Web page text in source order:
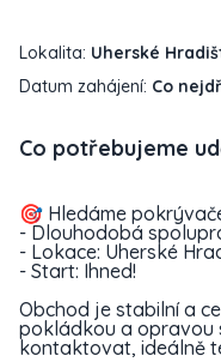
Lokalita: Uherské
Datum zahájení: Co
Co potřebujeme
🎯 Hledáme
- Dlouhodobá
- Lokace: Uherské
- Start: Ihned!
Obchod je stabilní a
pokládkou a opravou
kontaktovat, ideálně